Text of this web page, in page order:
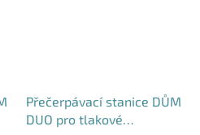
Přečerpávací stanice DŮM
DUO pro tlakové